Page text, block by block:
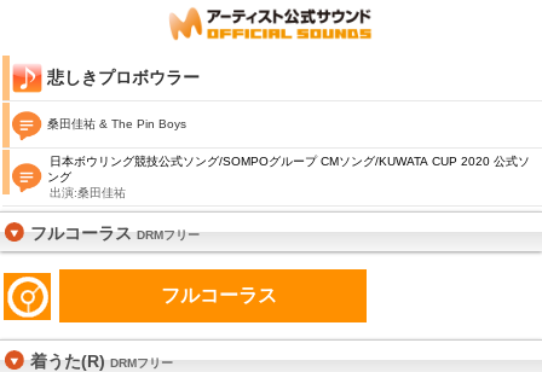
悲しきプロボウラー
桑田佳祐 & The Pin Boys
日本ボウリング競技公式ソング/SOMPOグループ CMソング/KUWATA CUP 2020 公式ソ
ング
出演:桑田佳祐
フルコーラスDRMフリー
フルコーラス
着うた(R)DRMフリー